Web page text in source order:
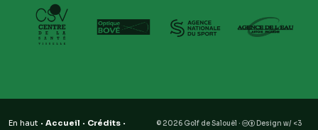
En haut · Accueil · Crédits · © 2026 Golf de Salouël · Design w/ <3